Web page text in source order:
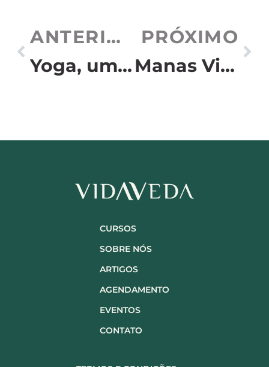
ANTERIOR
Yoga, uma filosofia de vida
PRÓXIMO
Manas Vijnana, o conhecimento sobre a mente no Ayurveda
CURSOS
SOBRE NÓS
ARTIGOS
AGENDAMENTO
EVENTOS
CONTATO